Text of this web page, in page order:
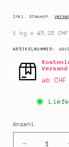
Inkl. Steuern.
1 kg = 45.25 CHF
ARTIKELNUMMER:
Versand
ab
Anzahl
Anzahl